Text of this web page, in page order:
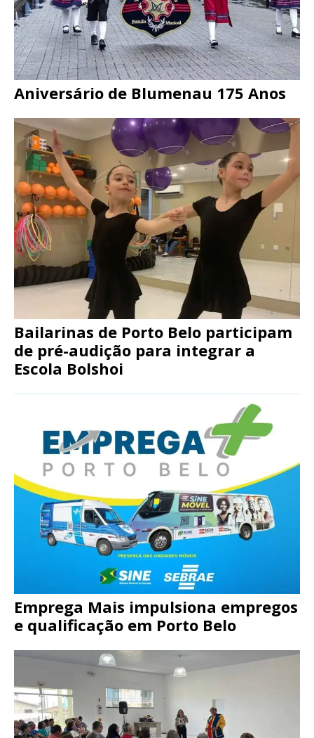
Aniversário de Blumenau 175 Anos
Bailarinas de Porto Belo participam
de pré-audição para integrar a
Escola Bolshoi
Emprega Mais impulsiona empregos
e qualificação em Porto Belo